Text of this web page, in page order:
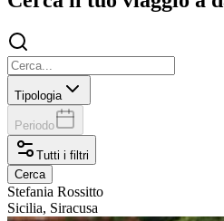
Tipologia
Periodo
Tutti i filtri
Cerca
Stefania Rossitto
Sicilia, Siracusa